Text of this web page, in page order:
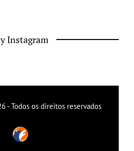
Instagram
- Todos os direitos reservados